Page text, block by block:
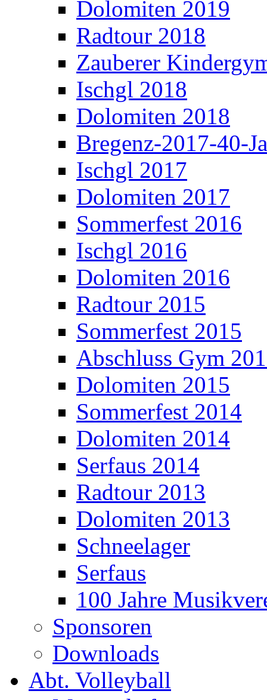
Dolomiten 2019
Radtour 2018
Zauberer
Ischgl 2018
Dolomiten 2018
Bregenz-2017-40-
Ischgl 2017
Dolomiten 2017
Sommerfest 2016
Ischgl 2016
Dolomiten 2016
Radtour 2015
Sommerfest 2015
Abschluss Gym
Dolomiten 2015
Sommerfest 2014
Dolomiten 2014
Serfaus 2014
Radtour 2013
Dolomiten 2013
Schneelager
Serfaus
100 Jahre
Sponsoren
Downloads
Abt. Volleyball